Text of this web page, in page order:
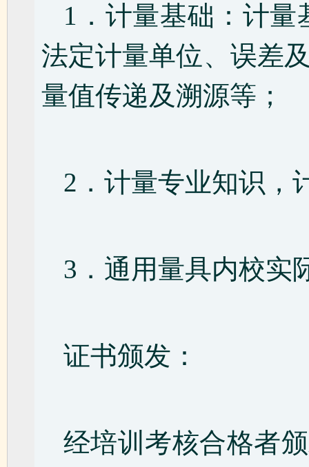
1．计量基础：计
法定计量单位、误差
量值传递及溯源等；
2．计量专业知识，
3．通用量具内校实
证书颁发：
经培训考核合格者